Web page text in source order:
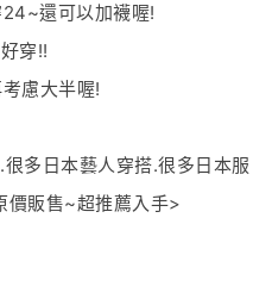
還可以加襪喔!
穿!!
慮大半喔!
多日本藝人穿搭.很多日本服
價販售~超推薦入手>